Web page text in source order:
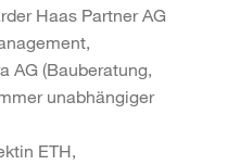
Haas Partner AG
AG (Bauberatung,
unabhängiger
ETH,